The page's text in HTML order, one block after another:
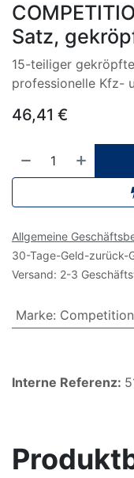
Satz,
15-teiliger
professionelle Kfz-
46,41 €
Allgemeine
30-Tage-Geld-zurück-
Versand: 2-3
Marke: Competition
Interne Referenz: